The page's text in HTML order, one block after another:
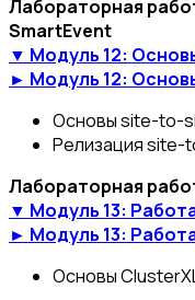
Лабораторная
SmartEvent
▼ Модуль 12:
► Модуль 12:
Основы site-to-
Релизация site-
Лабораторная
▼ Модуль 13:
► Модуль 13:
Основы